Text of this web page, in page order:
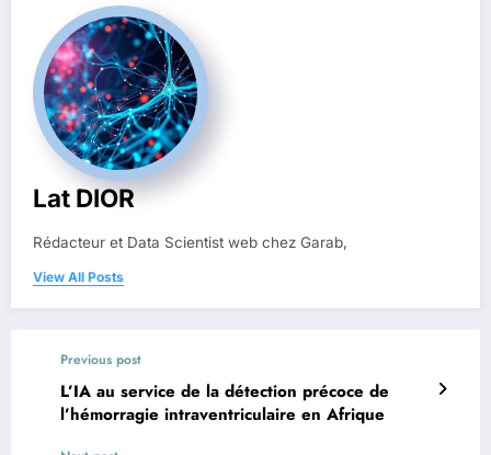
Lat DIOR
Rédacteur et Data Scientist web chez Garab,
View All Posts
Previous post
L’IA au service de la détection précoce de
l’hémorragie intraventriculaire en Afrique